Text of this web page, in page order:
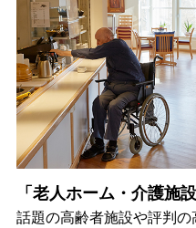
「老人ホーム・介護施
話題の高齢者施設や評判